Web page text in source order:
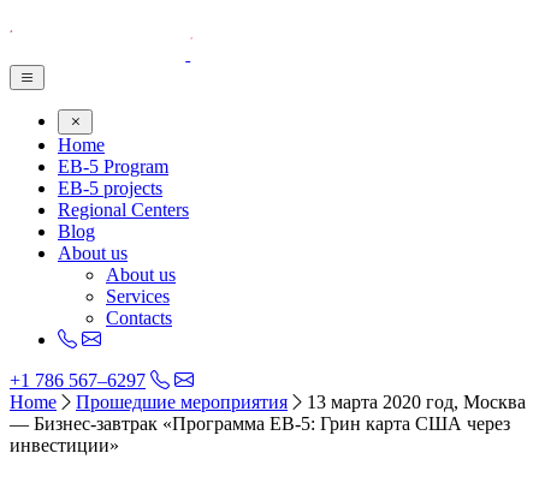
Home
EB-5 Program
EB-5 projects
Regional Centers
Blog
About us
About us
Services
Contacts
+1 786 567–6297
Home
Прошедшие мероприятия
13 марта 2020 год, Москва
— Бизнес-завтрак «Программа EB-5: Грин карта США через
инвестиции»